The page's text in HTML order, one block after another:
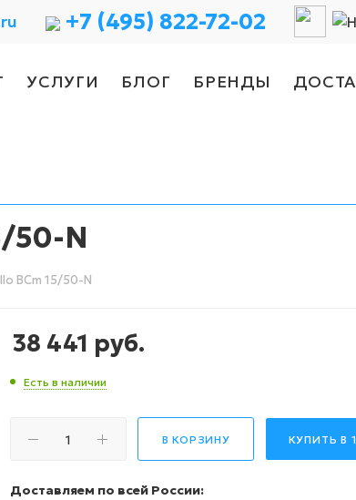
+7 (495) 822-72-02
УСЛУГИ БЛОГ БРЕНДЫ
50-N
BCm 15/50-N
38 441 руб.
Есть в наличии
В КОРЗИНУ КУПИТЬ В
Доставляем по всей России: